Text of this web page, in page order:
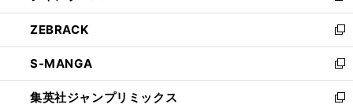
開
く
ウ
で
開
く
ン
ド
ウ
で
開
く
ウ
ィ
ン
ド
ウ
で
し
い
ウ
ィ
ン
ド
ZEBRACK
新
し
い
ウ
ィ
S-MANGA
新
し
い
集英社ジャンプリミックス
新